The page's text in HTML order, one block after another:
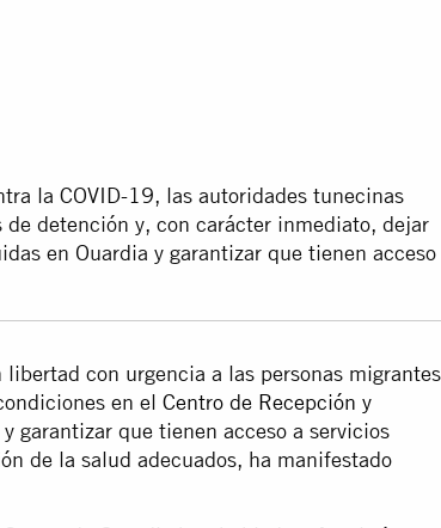
la COVID-19, las autoridades tunecinas
detención y, con carácter inmediato, dejar
en Ouardia y garantizar que tienen acceso
con urgencia a las personas migrantes
en el Centro de Recepción y
garantizar que tienen acceso a servicios
de la salud adecuados, ha manifestado